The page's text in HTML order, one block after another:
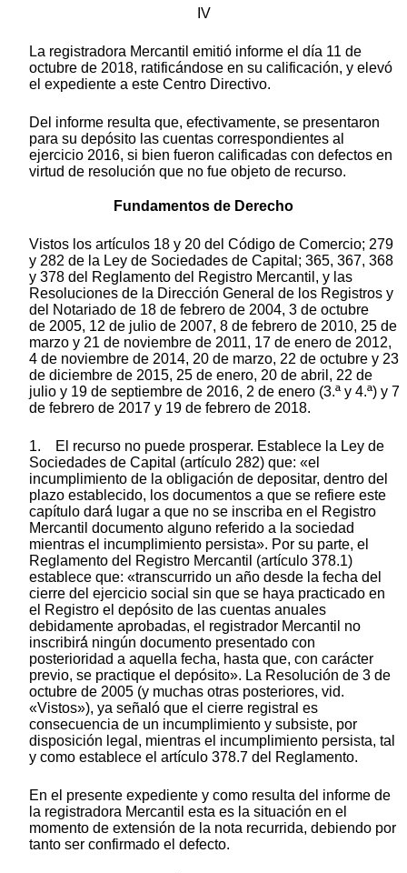
IV
La registradora Mercantil emitió informe el día 11 de
octubre de 2018, ratificándose en su calificación, y elevó
el expediente a este Centro Directivo.
Del informe resulta que, efectivamente, se presentaron
para su depósito las cuentas correspondientes al
ejercicio 2016, si bien fueron calificadas con defectos en
virtud de resolución que no fue objeto de recurso.
Fundamentos de Derecho
Vistos los artículos 18 y 20 del Código de Comercio; 279
y 282 de la Ley de Sociedades de Capital; 365, 367, 368
y 378 del Reglamento del Registro Mercantil, y las
Resoluciones de la Dirección General de los Registros y
del Notariado de 18 de febrero de 2004, 3 de octubre
de 2005, 12 de julio de 2007, 8 de febrero de 2010, 25 de
marzo y 21 de noviembre de 2011, 17 de enero de 2012,
4 de noviembre de 2014, 20 de marzo, 22 de octubre y 23
de diciembre de 2015, 25 de enero, 20 de abril, 22 de
julio y 19 de septiembre de 2016, 2 de enero (3.ª y 4.ª) y 7
de febrero de 2017 y 19 de febrero de 2018.
1. El recurso no puede prosperar. Establece la Ley de
Sociedades de Capital (artículo 282) que: «el
incumplimiento de la obligación de depositar, dentro del
plazo establecido, los documentos a que se refiere este
capítulo dará́ lugar a que no se inscriba en el Registro
Mercantil documento alguno referido a la sociedad
mientras el incumplimiento persista». Por su parte, el
Reglamento del Registro Mercantil (artículo 378.1)
establece que: «transcurrido un año desde la fecha del
cierre del ejercicio social sin que se haya practicado en
el Registro el depósito de las cuentas anuales
debidamente aprobadas, el registrador Mercantil no
inscribirá́ ningún documento presentado con
posterioridad a aquella fecha, hasta que, con carácter
previo, se practique el depósito». La Resolución de 3 de
octubre de 2005 (y muchas otras posteriores, vid.
«Vistos»), ya señaló que el cierre registral es
consecuencia de un incumplimiento y subsiste, por
disposición legal, mientras el incumplimiento persista, tal
y como establece el artículo 378.7 del Reglamento.
En el presente expediente y como resulta del informe de
la registradora Mercantil esta es la situación en el
momento de extensión de la nota recurrida, debiendo por
tanto ser confirmado el defecto.